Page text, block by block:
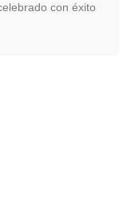
con éxito